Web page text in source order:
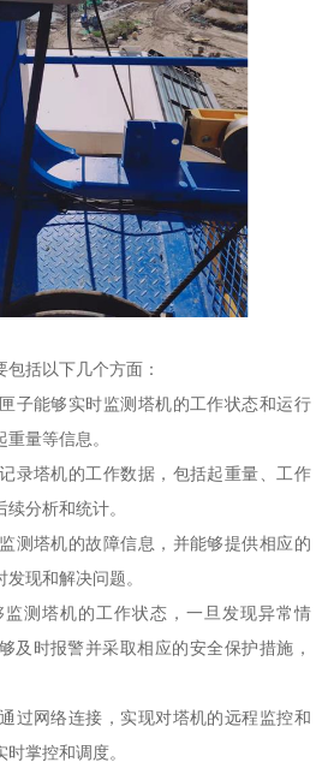
括以下几个方面：
子能够实时监测塔机的工作状态和运行
量等信息。
录塔机的工作数据，包括起重量、工作
分析和统计。
测塔机的故障信息，并能够提供相应的
现和解决问题。
测塔机的工作状态，一旦发现异常情
及时报警并采取相应的安全保护措施，
过网络连接，实现对塔机的远程监控和
掌控和调度。